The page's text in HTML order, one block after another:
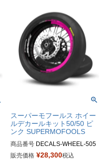
スーパーモフールス ホイー
ルデカールキット50/50 ピ
ンク SUPERMOFOOLS
商品番号 DECALS-WHEEL-505
0-PB
販売価格 ¥28,300税込